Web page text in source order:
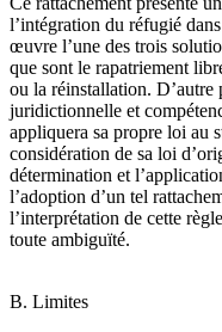
l’intégration du réfugié
œuvre l’une des trois
que sont le rapatriement
ou la réinstallation. D’autre
juridictionnelle et
appliquera sa propre loi au
considération de sa loi
détermination et
l’adoption d’un tel
l’interprétation de cette
toute ambiguïté.
B. Limites